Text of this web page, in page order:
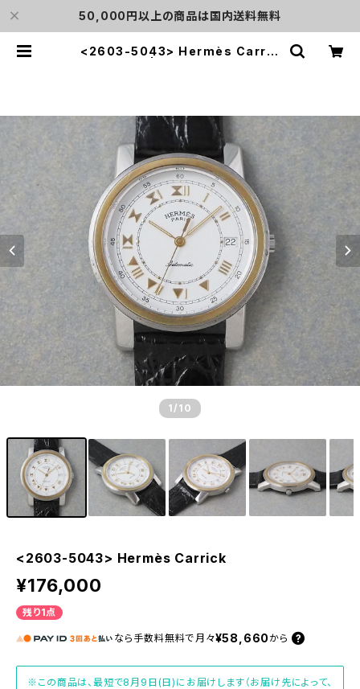
50,000円以上の商品は国内送料無料
<2603-5043> Hermès Carric
1 /10
<2603-5043> Hermès Carrick
¥176,000
残り1点
なら 手数料無料で 月々¥58,660 から
※この商品は、最短で8月9日(日)にお届けします（お届け先によって、